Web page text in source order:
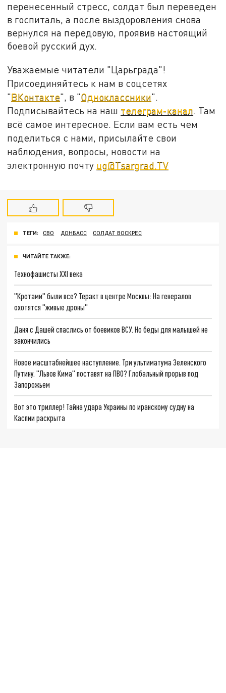
перенесенный стресс, солдат был переведен
в госпиталь, а после выздоровления снова
вернулся на передовую, проявив настоящий
боевой русский дух.
Уважаемые читатели "Царьграда"!
Присоединяйтесь к нам в соцсетях
"ВКонтакте", в "Одноклассники".
Подписывайтесь на наш телеграм-канал. Там
всё самое интересное. Если вам есть чем
поделиться с нами, присылайте свои
наблюдения, вопросы, новости на
электронную почту ug@Tsargrad.TV
ТЕГИ: СВО ДОНБАСС СОЛДАТ ВОСКРЕС
ЧИТАЙТЕ ТАКЖЕ:
Технофашисты XXI века
"Кротами" были все? Теракт в центре Москвы: На генералов
охотятся "живые дроны"
Даня с Дашей спаслись от боевиков ВСУ. Но беды для малышей не
закончились
Новое масштабнейшее наступление. Три ультиматума Зеленского
Путину. "Львов Кима" поставят на ПВО? Глобальный прорыв под
Запорожьем
Вот это триллер! Тайна удара Украины по иранскому судну на
Каспии раскрыта